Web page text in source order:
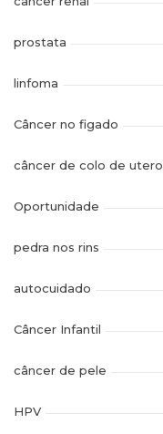
prostata
linfoma
Câncer no figado
câncer de colo de utero
Oportunidade
pedra nos rins
autocuidado
Câncer Infantil
câncer de pele
HPV